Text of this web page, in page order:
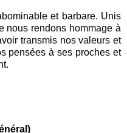
et barbare. Unis
nous rendons hommage à
transmis nos valeurs et
pensées à ses proches et